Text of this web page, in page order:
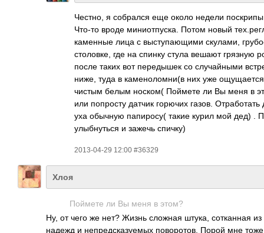
Честно, я собрался еще около недели
Что-то вроде миниотпуска. Потом новый
каменные лица с выступающими скулами,
столовке, где на спинку стула вешают
после таких вот передышек со случайными
ниже, туда в каменоломни(в них уже
чистым белым носком( Поймете ли Вы меня в
или попросту датчик горючих газов.
уха обычную папиросу( такие курил мой дед) .
улыбнуться и зажечь спичку)
2013-04-29 12:00 #36329
Хлоя
Поймете ли Вы меня в этом?
Ну, от чего же нет? Жизнь сложная штука, сотканная
надежд и непредсказуемых поворотов. Порой мне